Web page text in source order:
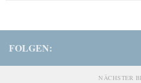
FOLGEN:
NÄCHSTER